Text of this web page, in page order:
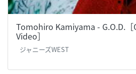
Tomohiro Kamiyama - G.O.D.
Video］
ジャニーズWEST